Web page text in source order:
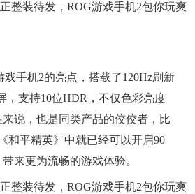
戏手机2的亮点，搭载了120Hz刷新
，支持10位HDR，不仅色彩亮度
说，也是同类产品的佼佼者，比
和平精英》中就已经可以开启90
来更为流畅的游戏体验。